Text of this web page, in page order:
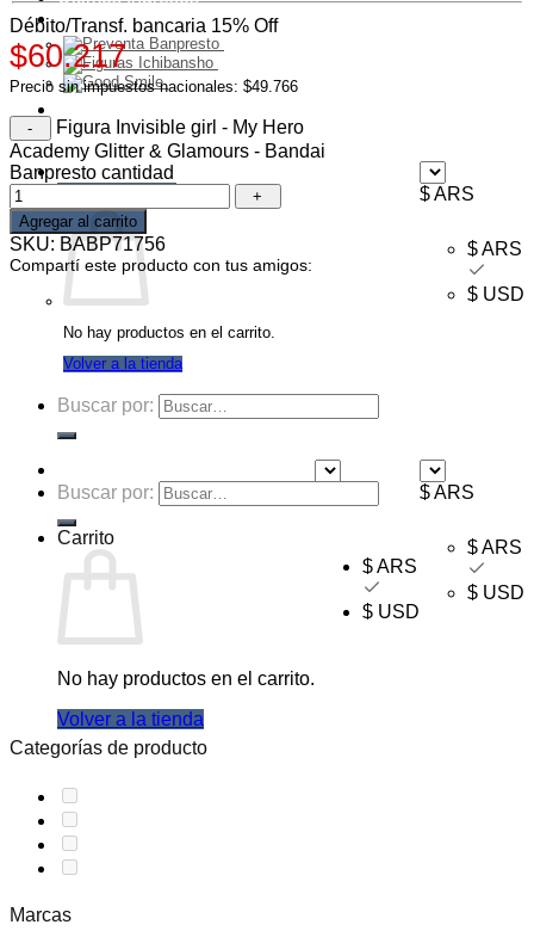
Preventa
Mayorista
$ ARS
$ ARS
$ USD
No hay productos en el carrito.
Volver a la tienda
Buscar por:
$ ARS
$ ARS
$ USD
Buscar por:
Carrito
No hay productos en el carrito.
Volver a la tienda
Débito/Transf. bancaria 15% Off
$60.217
Precio sin impuestos nacionales: $49.766
$ ARS
$ USD
Figura Invisible girl - My Hero
Academy Glitter & Glamours - Bandai
Banpresto cantidad
Agregar al carrito
SKU: BABP71756
Compartí este producto con tus amigos:
Categorías de producto
Marcas